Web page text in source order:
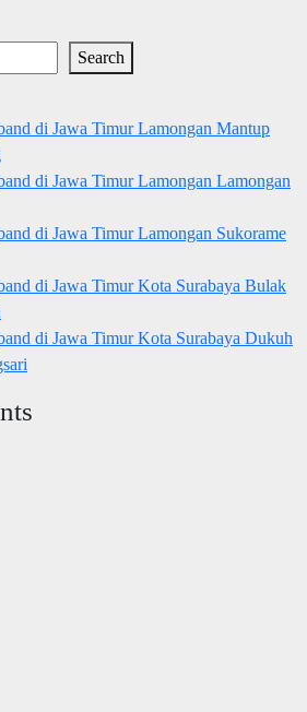
Search
di Jawa Timur Lamongan Mantup
di Jawa Timur Lamongan Lamongan
di Jawa Timur Lamongan Sukorame
di Jawa Timur Kota Surabaya Bulak
di Jawa Timur Kota Surabaya Dukuh